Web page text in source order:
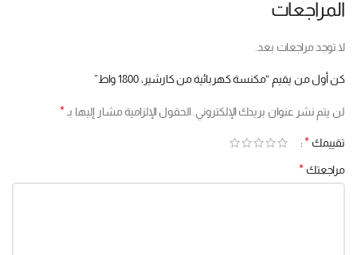
المراجعات
لا توجد مراجعات بعد.
كن أول من يقيم “مكنسة كهربائية من كارشير، 1800 واط”
لن يتم نشر عنوان بريدك الإلكتروني. الحقول الإلزامية مشار إليها بـ*
تقييمك *
مراجعتك *